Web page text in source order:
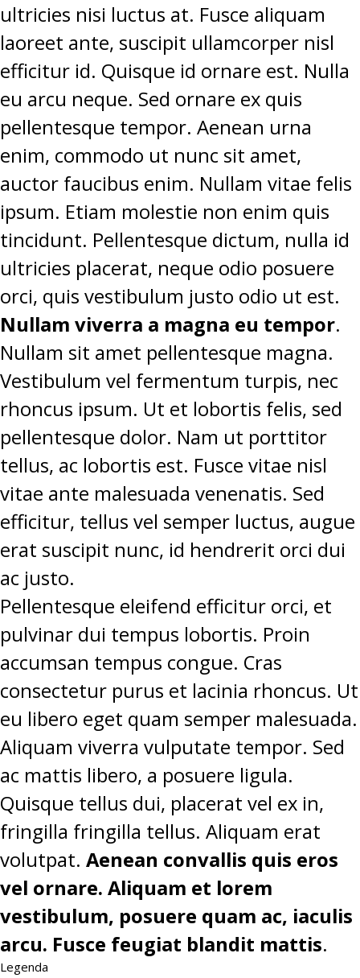
ultricies nisi luctus at. Fusce aliquam
laoreet ante, suscipit ullamcorper nisl
efficitur id. Quisque id ornare est. Nulla
eu arcu neque. Sed ornare ex quis
pellentesque tempor. Aenean urna
enim, commodo ut nunc sit amet,
auctor faucibus enim. Nullam vitae felis
ipsum. Etiam molestie non enim quis
tincidunt. Pellentesque dictum, nulla id
ultricies placerat, neque odio posuere
orci, quis vestibulum justo odio ut est.
Nullam viverra a magna eu tempor.
Nullam sit amet pellentesque magna.
Vestibulum vel fermentum turpis, nec
rhoncus ipsum. Ut et lobortis felis, sed
pellentesque dolor. Nam ut porttitor
tellus, ac lobortis est. Fusce vitae nisl
vitae ante malesuada venenatis. Sed
efficitur, tellus vel semper luctus, augue
erat suscipit nunc, id hendrerit orci dui
ac justo.
Pellentesque eleifend efficitur orci, et
pulvinar dui tempus lobortis. Proin
accumsan tempus congue. Cras
consectetur purus et lacinia rhoncus. Ut
eu libero eget quam semper malesuada.
Aliquam viverra vulputate tempor. Sed
ac mattis libero, a posuere ligula.
Quisque tellus dui, placerat vel ex in,
fringilla fringilla tellus. Aliquam erat
volutpat. Aenean convallis quis eros
vel ornare. Aliquam et lorem
vestibulum, posuere quam ac, iaculis
arcu. Fusce feugiat blandit mattis.
Legenda